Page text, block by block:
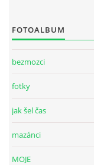
FOTOALBUM
bezmozci
fotky
jak šel čas
mazánci
MOJE